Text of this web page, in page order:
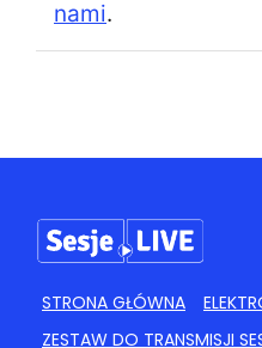
nami.
STRONA GŁÓWNA
ZESTAW DO TRANSMISJI